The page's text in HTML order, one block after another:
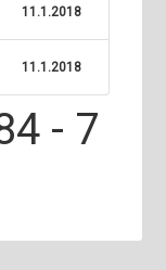
11.1.2018
11.1.2018
- 7